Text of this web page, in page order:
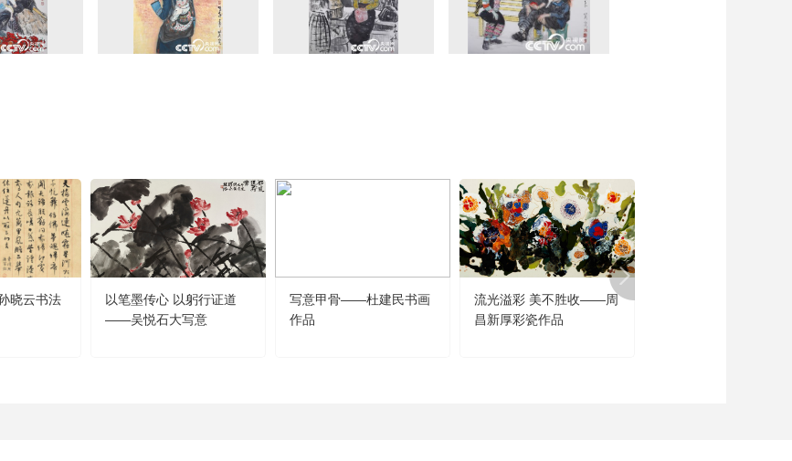
晓云书法
以笔墨传心 以躬行证道
——吴悦石大写意
写意甲骨——杜建民书画
作品
流光溢彩 美不胜收——周
昌新厚彩瓷作品